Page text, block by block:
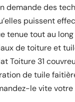
demande des
puissent
tenue tout au
de toiture et
Toiture 31
de tuile
le vite